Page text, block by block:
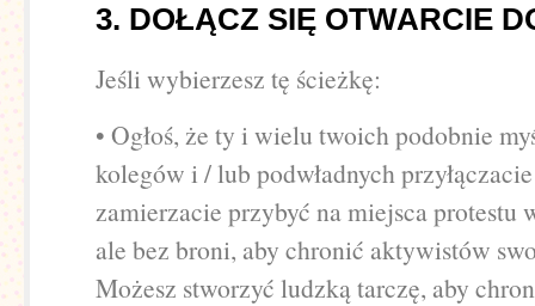
3. DOŁĄCZ SIĘ OTWARCIE
Jeśli wybierzesz tę ścieżkę:
• Ogłoś, że ty i wielu twoich podobnie
kolegów i / lub podwładnych
zamierzacie przybyć na miejsca protestu
ale bez broni, aby chronić aktywistów
Możesz stworzyć ludzką tarczę, aby